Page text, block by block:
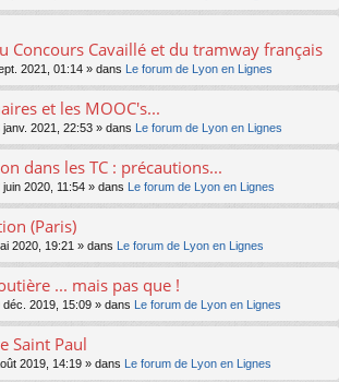
Concours Cavaillé et du tramway français
2021, 01:14 » dans Le forum de Lyon en Lignes
et les MOOC's...
janv. 2021, 22:53 » dans Le forum de Lyon en Lignes
dans les TC : précautions...
juin 2020, 11:54 » dans Le forum de Lyon en Lignes
(Paris)
2020, 19:21 » dans Le forum de Lyon en Lignes
... mais pas que !
déc. 2019, 15:09 » dans Le forum de Lyon en Lignes
Saint Paul
2019, 14:19 » dans Le forum de Lyon en Lignes